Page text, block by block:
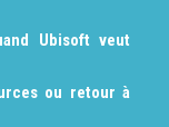
Ubisoft veut
ou retour à